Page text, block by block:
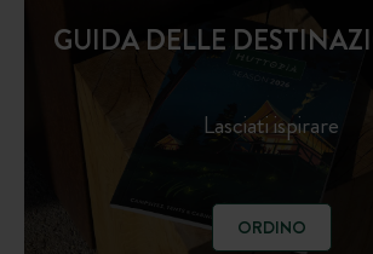
GUIDA DELLE
Lasciati ispirare
ORDINO